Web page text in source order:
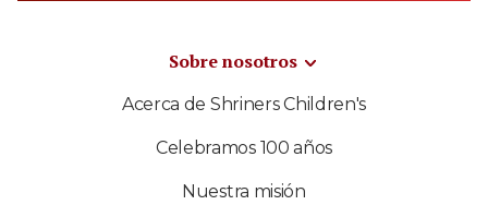
Sobre nosotros
Acerca de Shriners Children's
Celebramos 100 años
Nuestra misión